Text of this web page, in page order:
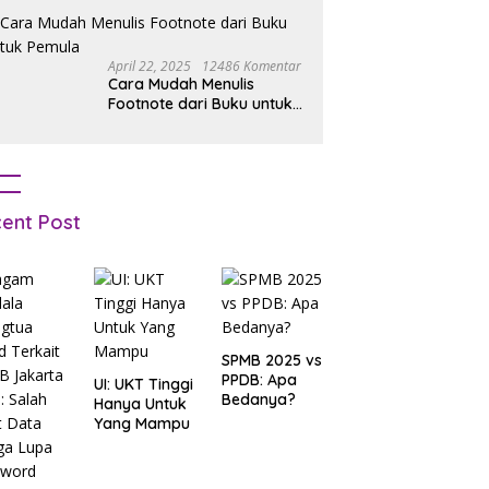
April 22, 2025 12486 Komentar
Cara Mudah Menulis
Footnote dari Buku untuk
Post
UI: UKT Tinggi
Hanya Untuk
Yang Mampu
SPMB 2025 vs
PPDB: Apa
Bedanya?